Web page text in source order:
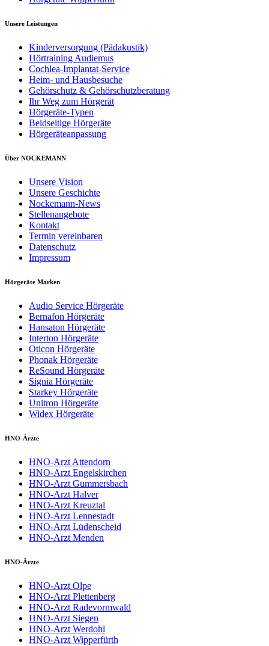
Unsere Leistungen
Kinderversorgung (Pädakustik)
Hörtraining Audiemus
Cochlea-Implantat-Service
Heim- und Hausbesuche
Gehörschutz & Gehörschutzberatung
Ihr Weg zum Hörgerät
Hörgeräte-Typen
Beidseitige Hörgeräte
Hörgeräteanpassung
Über NOCKEMANN
Unsere Vision
Unsere Geschichte
Nockemann-News
Stellenangebote
Kontakt
Termin vereinbaren
Datenschutz
Impressum
Hörgeräte Marken
Audio Service Hörgeräte
Bernafon Hörgeräte
Hansaton Hörgeräte
Interton Hörgeräte
Oticon Hörgeräte
Phonak Hörgeräte
ReSound Hörgeräte
Signia Hörgeräte
Starkey Hörgeräte
Unitron Hörgeräte
Widex Hörgeräte
HNO-Ärzte
HNO-Arzt Attendorn
HNO-Arzt Engelskirchen
HNO-Arzt Gummersbach
HNO-Arzt Halver
HNO-Arzt Kreuztal
HNO-Arzt Lennestadt
HNO-Arzt Lüdenscheid
HNO-Arzt Menden
HNO-Ärzte
HNO-Arzt Olpe
HNO-Arzt Plettenberg
HNO-Arzt Radevormwald
HNO-Arzt Siegen
HNO-Arzt Werdohl
HNO-Arzt Wipperfürth